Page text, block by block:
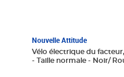
Nouvelle Attitude
Vélo électrique du
- Taille normale - Noir/